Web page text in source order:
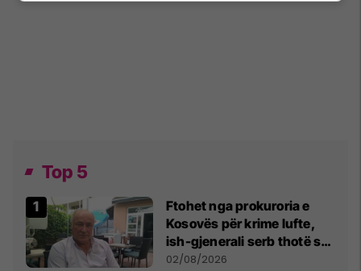
Top 5
Ftohet nga prokuroria e
Kosovës për krime lufte,
ish-gjenerali serb thotë se
dikush e tradhtoi në
02/08/2026